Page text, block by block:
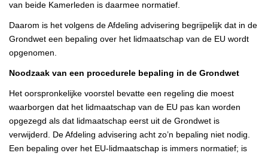
van beide Kamerleden is daarmee normatief.
Daarom is het volgens de Afdeling advisering begrijpelijk dat in de
Grondwet een bepaling over het lidmaatschap van de EU wordt
opgenomen.
Noodzaak van een procedurele bepaling in de Grondwet
Het oorspronkelijke voorstel bevatte een regeling die moest
waarborgen dat het lidmaatschap van de EU pas kan worden
opgezegd als dat lidmaatschap eerst uit de Grondwet is
verwijderd. De Afdeling advisering acht zo’n bepaling niet nodig.
Een bepaling over het EU-lidmaatschap is immers normatief; is